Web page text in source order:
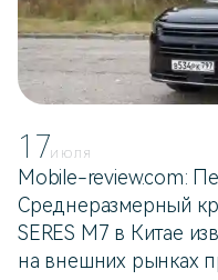
17ИЮЛЯ
Mobile-review.com:
Среднеразмерный
SERES M7 в Китае
на внешних рынках